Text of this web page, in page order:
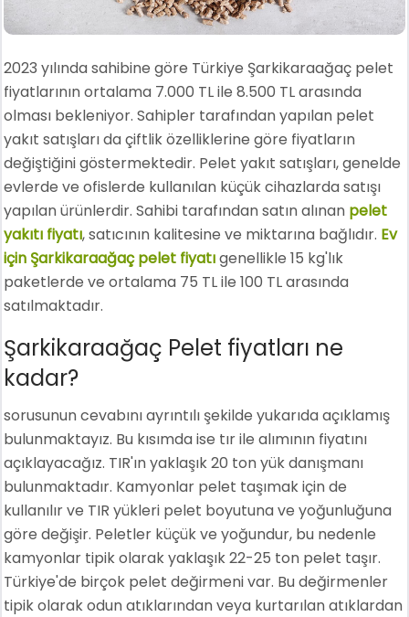
2023 yılında sahibine göre Türkiye Şarkikaraağaç pelet
fiyatlarının ortalama 7.000 TL ile 8.500 TL arasında
olması bekleniyor. Sahipler tarafından yapılan pelet
yakıt satışları da çiftlik özelliklerine göre fiyatların
değiştiğini göstermektedir. Pelet yakıt satışları, genelde
evlerde ve ofislerde kullanılan küçük cihazlarda satışı
yapılan ürünlerdir. Sahibi tarafından satın alınan pelet
yakıtı fiyatı, satıcının kalitesine ve miktarına bağlıdır. Ev
için Şarkikaraağaç pelet fiyatıgenellikle 15 kg'lık
paketlerde ve ortalama 75 TL ile 100 TL arasında
satılmaktadır.
Şarkikaraağaç Pelet fiyatları ne
kadar?
sorusunun cevabını ayrıntılı şekilde yukarıda açıklamış
bulunmaktayız. Bu kısımda ise tır ile alımının fiyatını
açıklayacağız. TIR'ın yaklaşık 20 ton yük danışmanı
bulunmaktadır. Kamyonlar pelet taşımak için de
kullanılır ve TIR yükleri pelet boyutuna ve yoğunluğuna
göre değişir. Peletler küçük ve yoğundur, bu nedenle
kamyonlar tipik olarak yaklaşık 22-25 ton pelet taşır.
Türkiye'de birçok pelet değirmeni var. Bu değirmenler
tipik olarak odun atıklarından veya kurtarılan atıklardan